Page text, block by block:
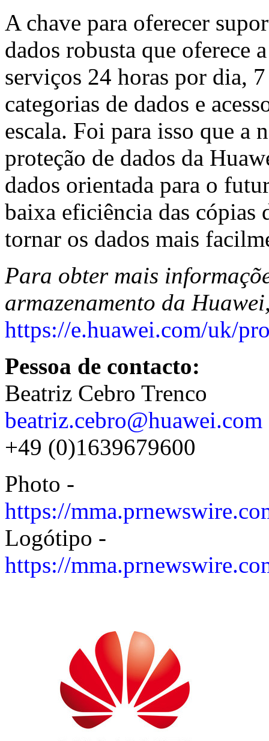
A chave para oferecer
dados robusta que oferece
serviços 24 horas por dia,
categorias de dados e
escala. Foi para isso que a
proteção de dados da
dados orientada para o
baixa eficiência das cópias
tornar os dados mais
Para obter mais
armazenamento da
https://e.huawei.com/uk/
Pessoa de contacto:
Beatriz Cebro Trenco
beatriz.cebro@huawei.com
+49 (0)1639679600
Photo -
https://
Logótipo -
https://